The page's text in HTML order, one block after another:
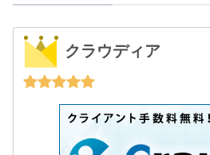
クラウディア